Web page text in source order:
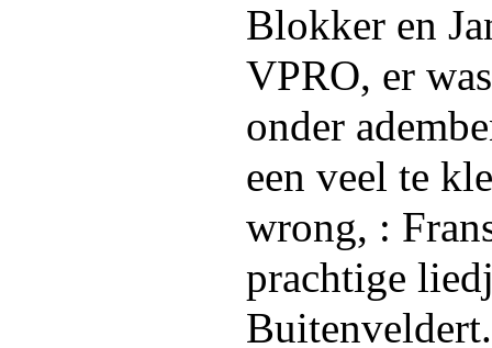
Blokker en
VPRO, er
onder
een veel te
wrong, :
prachtige
Buitenveldert.